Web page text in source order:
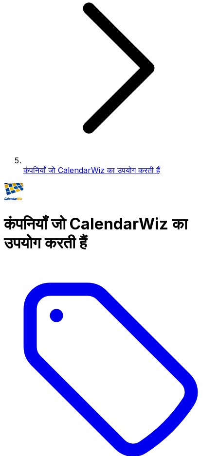
कंपनियाँ जो CalendarWiz का उपयोग करती हैं
कंपनियाँ जो CalendarWiz का
उपयोग करती हैं